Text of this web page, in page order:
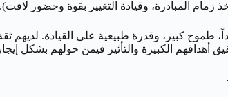
طموح كبير، وقدرة طبيعية على القيادة. لديهم
أهدافهم الكبيرة والتأثير فيمن حولهم بشكل